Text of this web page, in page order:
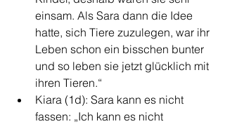
einsam. Als Sara dann die Idee
hatte, sich Tiere zuzulegen, war ihr
Leben schon ein bisschen bunter
und so leben sie jetzt glücklich mit
ihren Tieren.“
Kiara (1d): Sara kann es nicht
fassen: „Ich kann es nicht